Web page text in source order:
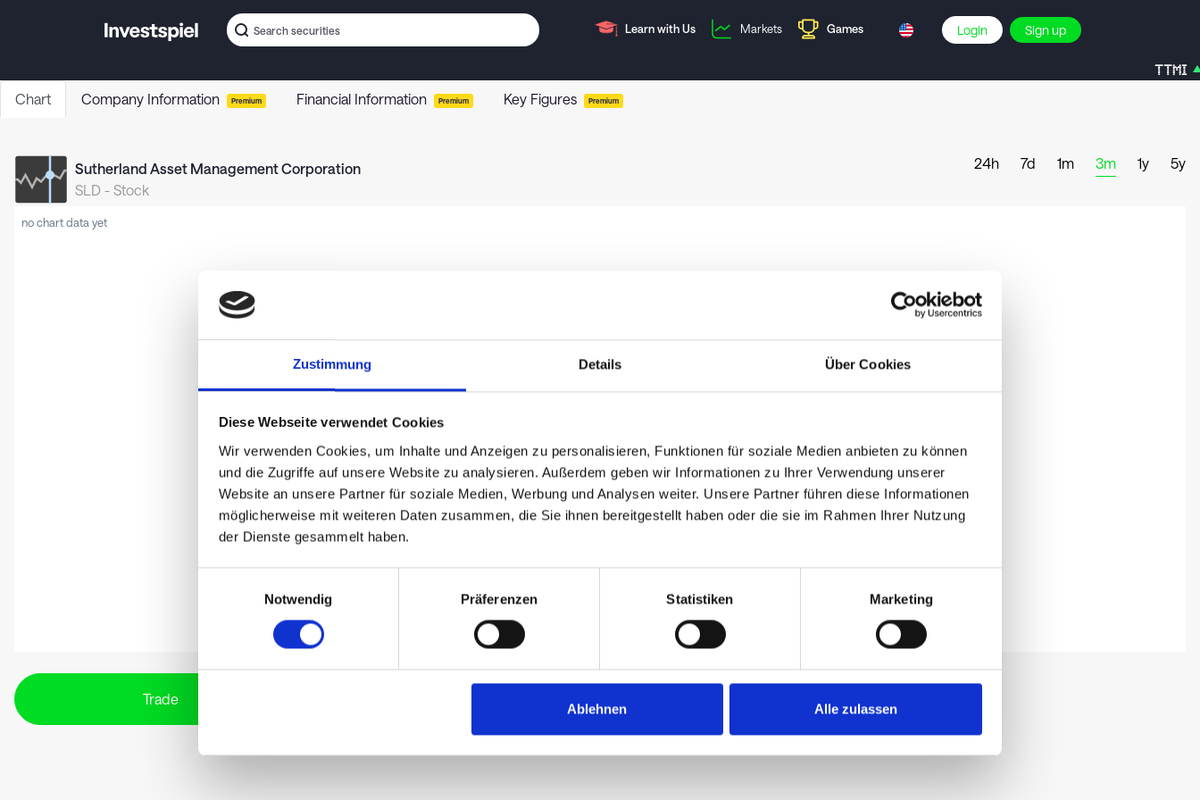
Zustimmung Details Über Cookies
Diese Webseite verwendet Cookies
Wir verwenden Cookies, um Inhalte und Anzeigen zu personalisieren, Funktionen für soziale Medien anbieten zu können
und die Zugriffe auf unsere Website zu analysieren. Außerdem geben wir Informationen zu Ihrer Verwendung unserer
Website an unsere Partner für soziale Medien, Werbung und Analysen weiter. Unsere Partner führen diese Informationen
möglicherweise mit weiteren Daten zusammen, die Sie ihnen bereitgestellt haben oder die sie im Rahmen Ihrer Nutzung
der Dienste gesammelt haben.
Notwendig
Präferenzen Statistiken Marketing
Ablehnen Alle zulassen
Learn with Us Markets Games Login Sign up
TTMI
Chart Company Information Premium Financial Information Premium Key Figures Premium
Sutherland Asset Management Corporation
SLD - Stock
24h 7d 1m 3m 1y 5y
no chart data yet
Trade